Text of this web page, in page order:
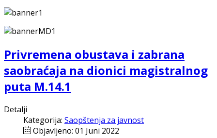
Privremena obustava i zabrana
saobraćaja na dionici magistralnog
puta M.14.1
Detalji
Kategorija: Saopštenja za javnost
Objavljeno: 01 Juni 2022